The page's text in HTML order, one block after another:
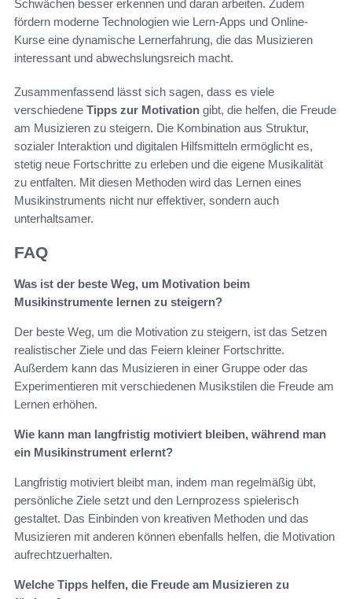
Schwächen besser erkennen und daran arbeiten. Zudem
fördern moderne Technologien wie Lern-Apps und Online-
Kurse eine dynamische Lernerfahrung, die das Musizieren
interessant und abwechslungsreich macht.
Zusammenfassend lässt sich sagen, dass es viele
verschiedene Tipps zur Motivation gibt, die helfen, die Freude
am Musizieren zu steigern. Die Kombination aus Struktur,
sozialer Interaktion und digitalen Hilfsmitteln ermöglicht es,
stetig neue Fortschritte zu erleben und die eigene Musikalität
zu entfalten. Mit diesen Methoden wird das Lernen eines
Musikinstruments nicht nur effektiver, sondern auch
unterhaltsamer.
FAQ
Was ist der beste Weg, um Motivation beim
Musikinstrumente lernen zu steigern?
Der beste Weg, um die Motivation zu steigern, ist das Setzen
realistischer Ziele und das Feiern kleiner Fortschritte.
Außerdem kann das Musizieren in einer Gruppe oder das
Experimentieren mit verschiedenen Musikstilen die Freude am
Lernen erhöhen.
Wie kann man langfristig motiviert bleiben, während man
ein Musikinstrument erlernt?
Langfristig motiviert bleibt man, indem man regelmäßig übt,
persönliche Ziele setzt und den Lernprozess spielerisch
gestaltet. Das Einbinden von kreativen Methoden und das
Musizieren mit anderen können ebenfalls helfen, die Motivation
aufrechtzuerhalten.
Welche Tipps helfen, die Freude am Musizieren zu